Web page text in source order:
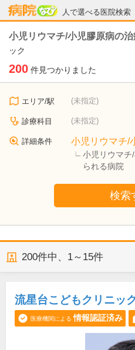
人で選べる医院検索
病院なび
小児リウマチ/小児膠原病の
ック
200 件見つかりました
エリア/駅 (未指定)
診療科目 (未指定)
詳細条件 小児リウマチ/
小児リウマチ
られる病院
検索
200件中、 1～15件
流星台こどもクリニッ
医療機関による 情報認証済み